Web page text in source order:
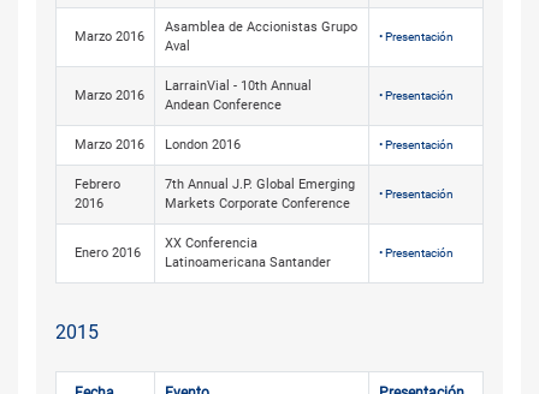
Marzo 2016
Asamblea de Accionistas Grupo
Aval
• Presentación
Marzo 2016
LarrainVial - 10th Annual
Andean Conference
• Presentación
Marzo 2016 London 2016 • Presentación
Febrero
2016
7th Annual J.P. Global Emerging
Markets Corporate Conference
• Presentación
Enero 2016
XX Conferencia
Latinoamericana Santander
• Presentación
2015